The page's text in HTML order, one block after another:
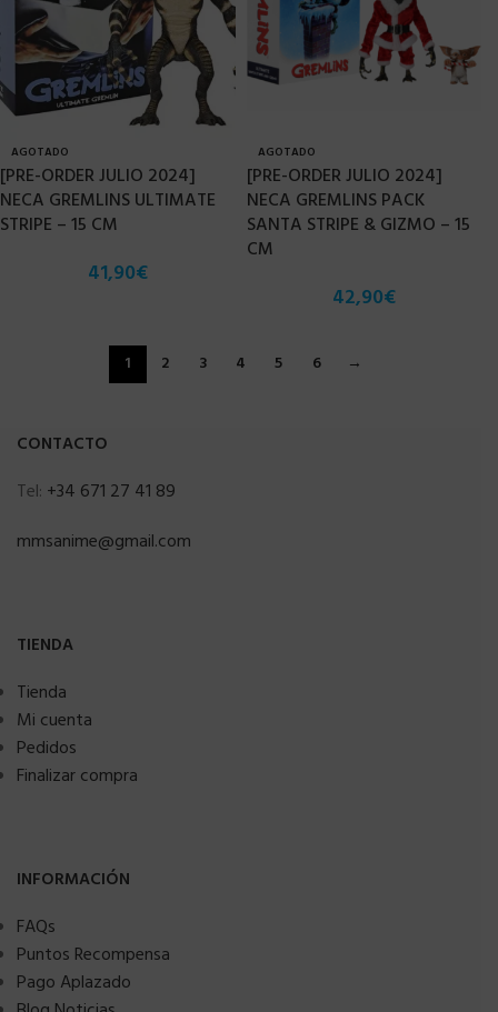
AGOTADO
[PRE-ORDER JULIO 2024]
NECA GREMLINS ULTIMATE
STRIPE – 15 CM
41,90€
AGOTADO
[PRE-ORDER JULIO 2024]
NECA GREMLINS PACK
SANTA STRIPE & GIZMO – 15
CM
42,90€
1 2 3 4 5 6 →
CONTACTO
Tel: +34 671 27 41 89
mmsanime@gmail.com
TIENDA
Tienda
Mi cuenta
Pedidos
Finalizar compra
INFORMACIÓN
FAQs
Puntos Recompensa
Pago Aplazado